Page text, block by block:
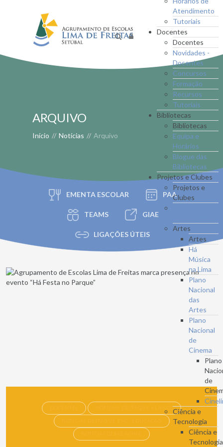
Atendimento
Tutoriais
Docentes
Docentes
Novidades -
Docentes
Concursos
Formação
Recursos
Tutoriais
Bibliotecas
Bibliotecas
Equipa e
Horários
Blogue das
Bibliotecas
Projetos e Clubes
Projetos e
Clubes
Artes
Artes
Há
Música
na Lima
Plano
Nacional
das
Artes
Plano
Nacional
de
Cinema
Plano
de
Ciência e
Tecnologia
Ciência e
Tecnologia
ARQUIVO
Início // Notícias // Arquivo
EMENTA ESCOLAR PAA
TEAMS GIAE
LIGAÇÕES ÚTEIS
DOCENTES NOTÍCIAS DESTAQUE ALUNOS
NOTÍCIAS DESTAQUE ENC. EDUCAÇÃO
NOTÍCIAS GERAL HOME